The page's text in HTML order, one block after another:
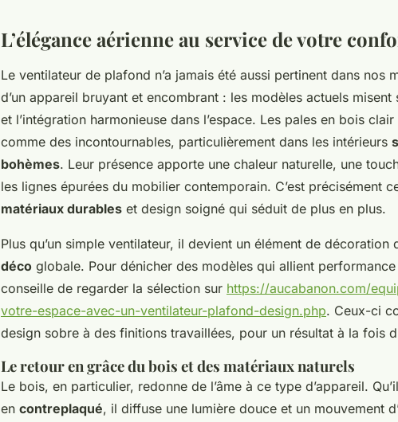
L’élégance aérienne au service de votre
Le ventilateur de plafond n’a jamais été aussi pertinent dans nos
d’un appareil bruyant et encombrant : les modèles actuels
et l’intégration harmonieuse dans l’espace. Les pales en bois
comme des incontournables, particulièrement dans les intérieurs
bohèmes. Leur présence apporte une chaleur naturelle, une
les lignes épurées du mobilier contemporain. C’est précisément
matériaux durables et design soigné qui séduit de plus en plus.
Plus qu’un simple ventilateur, il devient un élément de décoration
déco globale. Pour dénicher des modèles qui allient
conseille de regarder la sélection sur https://aucabanon.com/
votre-espace-avec-un-ventilateur-plafond-design.php. Ceux-ci
design sobre à des finitions travaillées, pour un résultat à la fois
Le retour en grâce du bois et des matériaux naturels
Le bois, en particulier, redonne de l’âme à ce type d’appareil.
en contreplaqué, il diffuse une lumière douce et un mouvement